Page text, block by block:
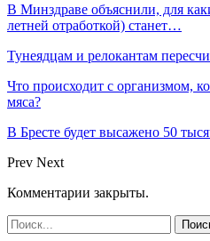
В Минздраве объяснили, для
летней отработкой) станет…
Тунеядцам и релокантам
Что происходит с организмом,
мяса?
В Бресте будет высажено 50
Prev Next
Комментарии закрыты.